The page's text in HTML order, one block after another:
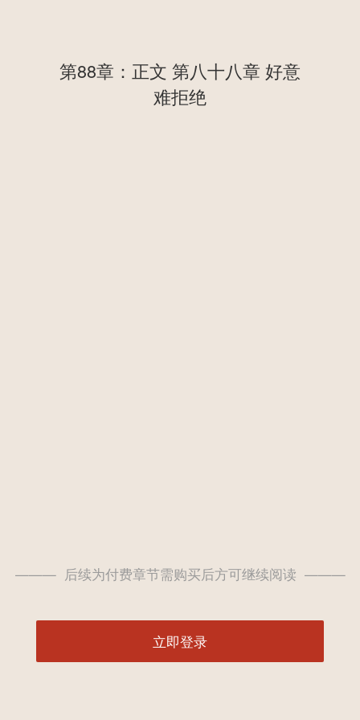
第88章：正文 第八十八章 好意
难拒绝
——— 后续为付费章节需购买后方可继续阅读 ———
立即登录